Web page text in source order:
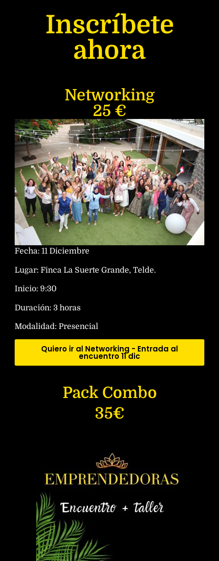
Inscríbete
ahora
Networking
25 €
Fecha: 11 Diciembre
Lugar: Finca La Suerte Grande, Telde.
Inicio: 9:30
Duración: 3 horas
Modalidad: Presencial
Quiero ir al Networking - Entrada al
encuentro 11 dic
Pack Combo
35€